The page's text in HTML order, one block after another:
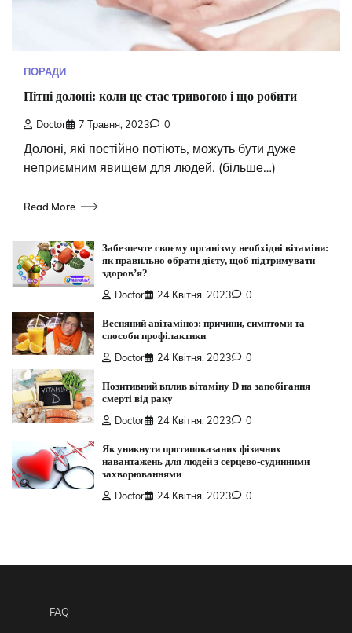
ПОРАДИ
Пітні долоні: коли це стає тривогою і що робити
Doctor 7 Травня, 2023 0
Долоні, які постійно потіють, можуть бути дуже
неприємним явищем для людей. (більше…)
Read More
Забезпечте своєму організму необхідні вітаміни:
як правильно обрати дієту, щоб підтримувати
здоров’я?
Doctor 24 Квітня, 2023 0
Весняний авітаміноз: причини, симптоми та
способи профілактики
Doctor 24 Квітня, 2023 0
Позитивний вплив вітаміну D на запобігання
смерті від раку
Doctor 24 Квітня, 2023 0
Як уникнути протипоказаних фізичних
навантажень для людей з серцево-судинними
захворюваннями
Doctor 24 Квітня, 2023 0
FAQ